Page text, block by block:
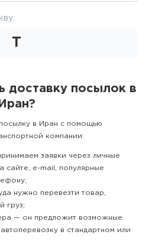
Т
доставку посылок в
Иран?
в Иран с помощью
компании:
заявки через личные
сайте, e-mail, популярные
нужно перевезти товар,
груз;
— он предложит возможные
в стандартном или